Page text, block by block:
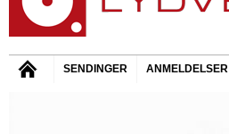
SENDINGER ANMELDELSER